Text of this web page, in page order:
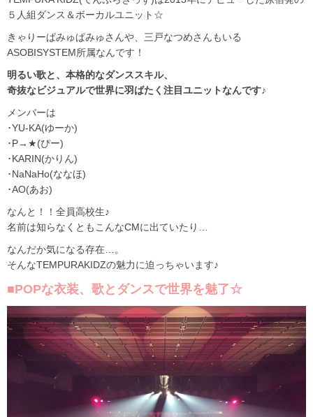
５人組ダンス＆ボーカルユニット☆
きゃりーぱみゅぱみゅさんや、三戸なつめさんもいる
ASOBISYSTEM所属なんです！
明るい歌と、本格的なダンススキル、
奇抜なビジュアルで世界に羽ばたく注目ユニットなんです♪
メンバーは
･YU-KA(ゆーか)
･P→★(ぴー)
･KARIN(かりん)
･NaNaHo(ななほ)
･AO(あお)
なんと！！全員高校生♪
名前は知らなくともこんなCMに出ていたり…
なんだか気になる存在…。
そんなTEMPURAKIDZの魅力に迫っちゃいます♪
■POPな衣装、歌とダンスで世界を魅了☆